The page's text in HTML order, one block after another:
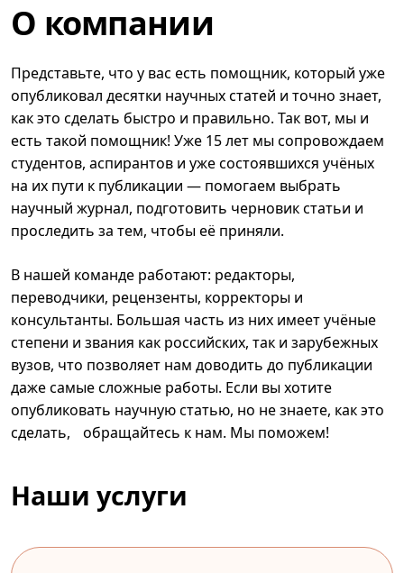
О компании
Представьте, что у вас есть помощник, который уже
опубликовал десятки научных статей и точно знает,
как это сделать быстро и правильно. Так вот, мы и
есть такой помощник! Уже 15 лет мы сопровождаем
студентов, аспирантов и уже состоявшихся учёных
на их пути к публикации — помогаем выбрать
научный журнал, подготовить черновик статьи и
проследить за тем, чтобы её приняли.
В нашей команде работают: редакторы,
переводчики, рецензенты, корректоры и
консультанты. Большая часть из них имеет учёные
степени и звания как российских, так и зарубежных
вузов, что позволяет нам доводить до публикации
даже самые сложные работы. Если вы хотите
опубликовать научную статью, но не знаете, как это
сделать, обращайтесь к нам. Мы поможем!
Наши услуги